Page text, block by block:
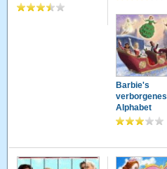
Barbie's
verborgenes
Alphabet